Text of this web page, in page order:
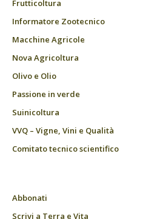
Frutticoltura
Informatore Zootecnico
Macchine Agricole
Nova Agricoltura
Olivo e Olio
Passione in verde
Suinicoltura
VVQ – Vigne, Vini e Qualità
Comitato tecnico scientifico
Abbonati
Scrivi a Terra e Vita